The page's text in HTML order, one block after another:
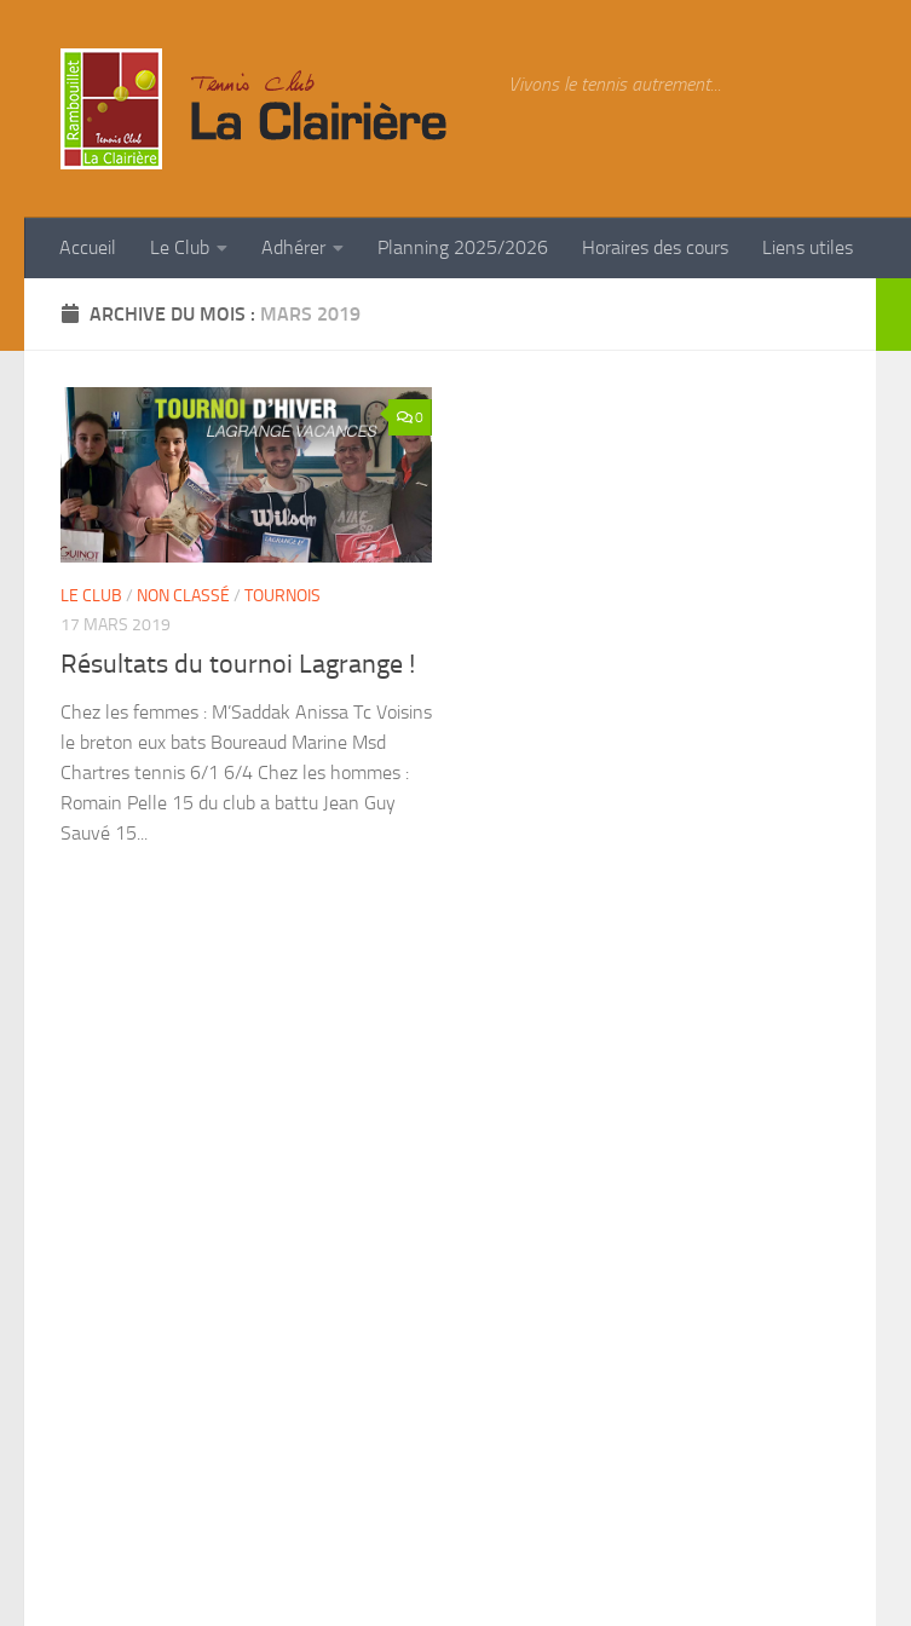
Vivons le tennis autrement...
Accueil Le Club Adhérer Planning 2025/2026 Horaires des cours Liens utiles
ARCHIVE DU MOIS : MARS 2019
0
LE CLUB / NON CLASSÉ / TOURNOIS
17 MARS 2019
Résultats du tournoi Lagrange !
Chez les femmes : M’Saddak Anissa Tc Voisins
le breton eux bats Boureaud Marine Msd
Chartres tennis 6/1 6/4 Chez les hommes :
Romain Pelle 15 du club a battu Jean Guy
Sauvé 15...